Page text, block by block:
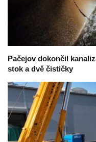
Pačejov dokončil
stok a dvě čističky